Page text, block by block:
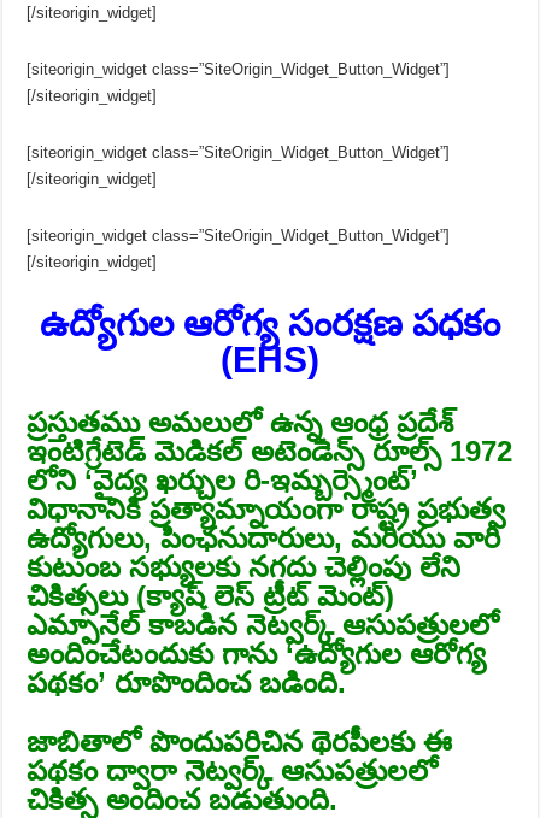
[/siteorigin_widget]
[siteorigin_widget class=”SiteOrigin_Widget_Button_Widget”]
[/siteorigin_widget]
[siteorigin_widget class=”SiteOrigin_Widget_Button_Widget”]
[/siteorigin_widget]
[siteorigin_widget class=”SiteOrigin_Widget_Button_Widget”]
[/siteorigin_widget]
ఉద్యోగుల ఆరోగ్య సంరక్షణ పధకం
(EHS)
ప్రస్తుతము అమలులో ఉన్న ఆంధ్ర ప్రదేశ్
ఇంటిగ్రేటెడ్ మెడికల్ అటెండెన్స్ రూల్స్ 1972
లోని ‘వైద్య ఖర్చుల రి-ఇమ్బర్స్మెంట్’
విధానానికి ప్రత్యామ్నాయంగా రాష్ట్ర ప్రభుత్వ
ఉద్యోగులు, పింఛనుదారులు, మరియు వారి
కుటుంబ సభ్యులకు నగదు చెల్లింపు లేని
చికిత్సలు (క్యాష్ లెస్ ట్రీట్ మెంట్)
ఎమ్పానేల్ కాబడిన నెట్వర్క్ ఆసుపత్రులలో
అందించేటందుకు గాను ‘ఉద్యోగుల ఆరోగ్య
పథకం’ రూపొందించ బడింది.
జాబితాలో పొందుపరిచిన థెరపీలకు ఈ
పథకం ద్వారా నెట్వర్క్ ఆసుపత్రులలో
చికిత్స అందించ బడుతుంది.